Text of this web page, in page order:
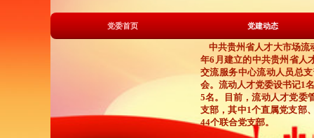
党委首页 党建动态
中共贵州省人才大市场
年6月建立的中共贵州省人
交流服务中心流动人员总支
会。 流动人才党委设书记1名
5名。目前，流动人才党委
支部 ，其中1个直属党支部
44个联合党支部。